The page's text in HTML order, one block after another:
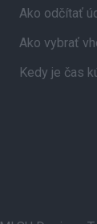
Ako odčítať
Ako vybrať
Kedy je čas